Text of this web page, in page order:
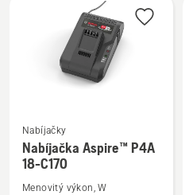
Zobraziť
viac
podrobností
Nabíjačky
Nabíjačka Aspire™ P4A
18-C170
Menovitý výkon, W